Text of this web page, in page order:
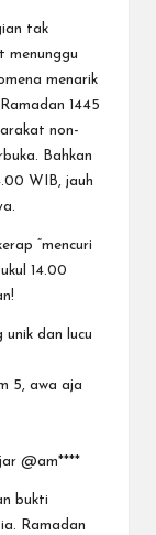
tak
menunggu
menarik
1445
non-
Bahkan
WIB, jauh
“mencuri
14.00
unik dan lucu
5, awa aja
@am****
bukti
Ramadan